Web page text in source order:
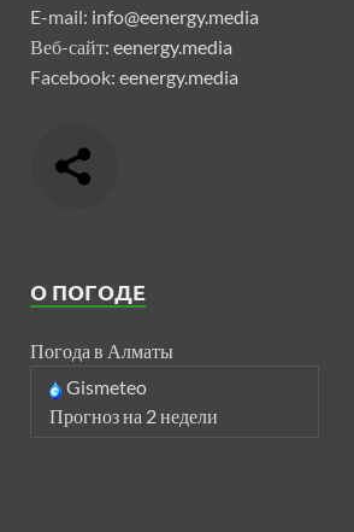
E-mail: info@eenergy.media
Веб-сайт: eenergy.media
Facebook: eenergy.media
О ПОГОДЕ
Погода в Алматы
Gismeteo
Прогноз на 2 недели